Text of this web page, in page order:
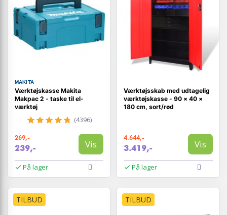
MAKITA
Værktøjskasse Makita
Makpac 2 - taske til el-
værktøj
(4396)
269,-
239,- Vis
På lager
Værktøjsskab med udtagelig
værktøjskasse - 90 × 40 ×
180 cm, sort/rød
4.644,-
3.419,- Vis
På lager
TILBUD TILBUD